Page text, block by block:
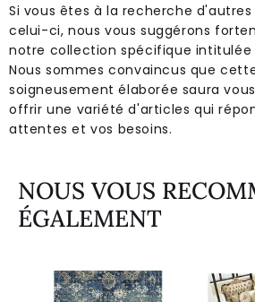
Si vous êtes à la recherche
celui-ci, nous vous suggérons
notre collection spécifique intitulée
Nous sommes convaincus que
soigneusement élaborée saura
offrir une variété d'articles qui
attentes et vos besoins.
NOUS VOUS
ÉGALEMENT